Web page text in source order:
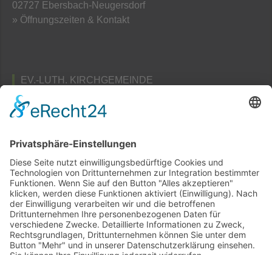
02727 Ebersbach-Neugersdorf
» Öffnungszeiten & Kontakt
EV.-LUTH. KIRCHGEMEINDE
Pfarramts- und Friedhofsverwaltung
02689 Taubenheim / Spree
» Öffnungszeiten & Kontakt
Home
Sitemap